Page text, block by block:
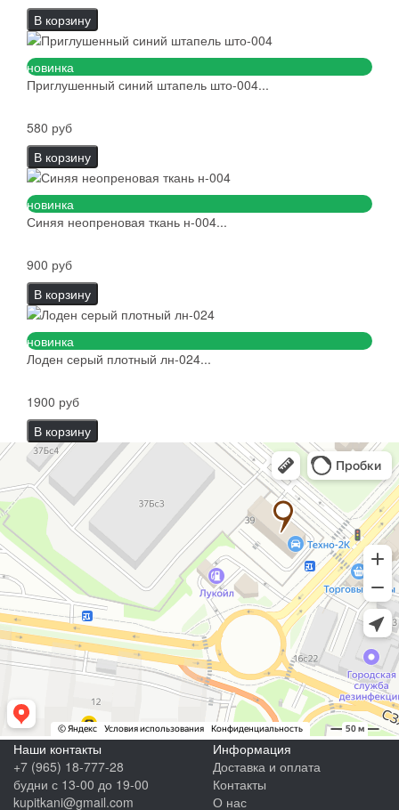
В корзину
новинка
Приглушенный синий штапель што-004...
580 руб
В корзину
новинка
Синяя неопреновая ткань н-004...
900 руб
В корзину
новинка
Лоден серый плотный лн-024...
1900 руб
В корзину
Наши контакты
+7 (965) 18-777-28
будни с 13-00 до 19-00
kupitkani@gmail.com
Информация
Доставка и оплата
Контакты
О нас